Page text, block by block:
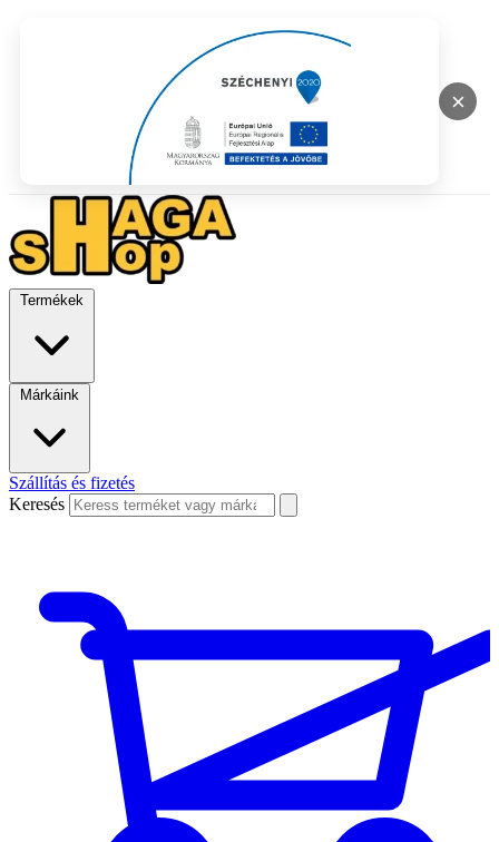
×
Termékek
Márkáink
Szállítás és fizetés
Keresés